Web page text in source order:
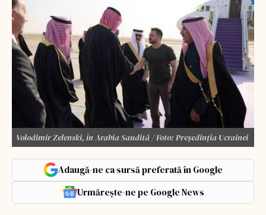
Volodimir Zelenski, în Arabia Saudită / Foto: Președinția Ucrainei
Adaugă-ne ca sursă preferată în Google
Urmărește-ne pe Google News